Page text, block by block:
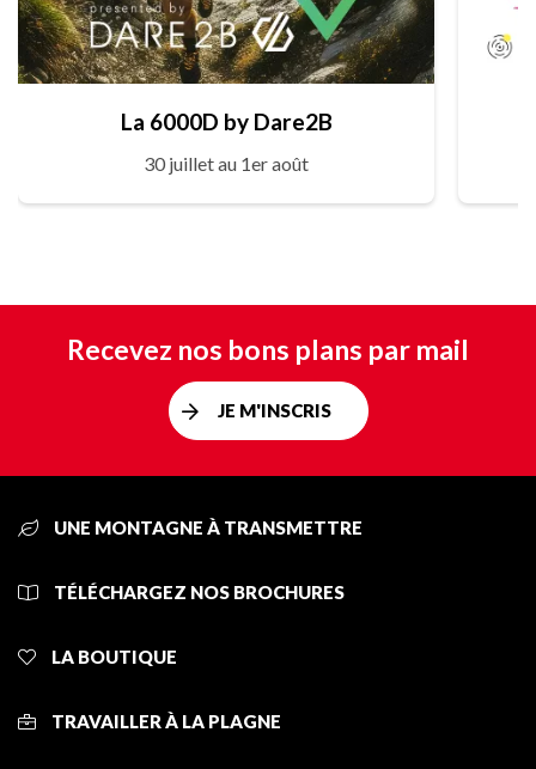
La 6000D by Dare2B
30 juillet au 1er août
Recevez nos bons plans par mail
JE M'INSCRIS
UNE MONTAGNE À TRANSMETTRE
TÉLÉCHARGEZ NOS BROCHURES
LA BOUTIQUE
TRAVAILLER À LA PLAGNE